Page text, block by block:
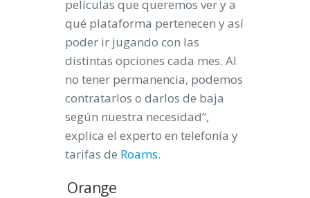
películas que queremos ver y a
qué plataforma pertenecen y así
poder ir jugando con las
distintas opciones cada mes. Al
no tener permanencia, podemos
contratarlos o darlos de baja
según nuestra necesidad”,
explica el experto en telefonía y
tarifas de Roams.
Orange